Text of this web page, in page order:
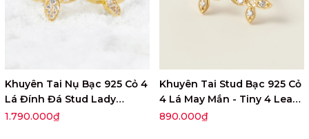
Khuyên Tai Nụ Bạc 925 Cỏ 4
Lá Đính Đá Stud Lady
Clover - VUE03-1
1.790.000₫
Khuyên Tai Stud Bạc 925 Cỏ
4 Lá May Mắn - Tiny 4 Leaf
Clover - VGE19
890.000₫